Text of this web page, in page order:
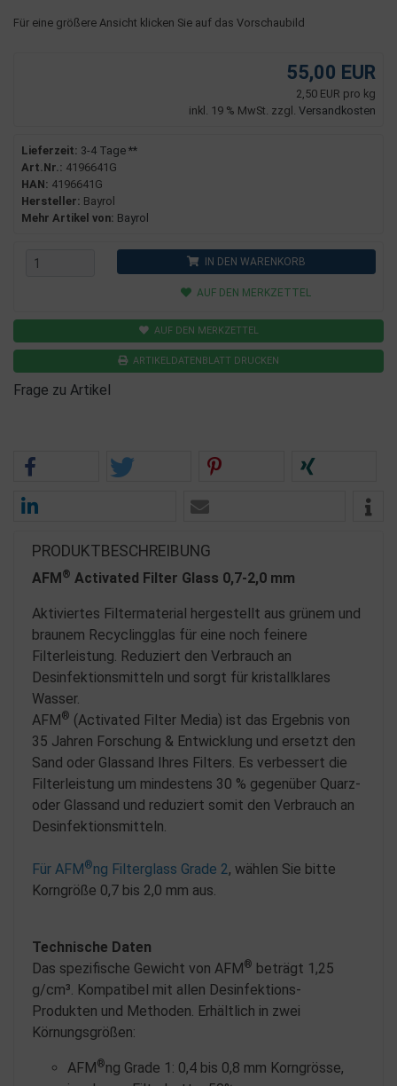
Für eine größere Ansicht klicken Sie auf das Vorschaubild
55,00 EUR
2,50 EUR pro kg
inkl. 19 % MwSt. zzgl. Versandkosten
Lieferzeit: 3-4 Tage **
Art.Nr.: 4196641G
HAN: 4196641G
Hersteller: Bayrol
Mehr Artikel von: Bayrol
IN DEN WARENKORB
AUF DEN MERKZETTEL
AUF DEN MERKZETTEL
ARTIKELDATENBLATT DRUCKEN
Frage zu Artikel
PRODUKTBESCHREIBUNG
AFM® Activated Filter Glass 0,7-2,0 mm
Aktiviertes Filtermaterial hergestellt aus grünem und
braunem Recyclingglas für eine noch feinere
Filterleistung. Reduziert den Verbrauch an
Desinfektionsmitteln und sorgt für kristallklares
Wasser.
AFM® (Activated Filter Media) ist das Ergebnis von
35 Jahren Forschung & Entwicklung und ersetzt den
Sand oder Glassand Ihres Filters. Es verbessert die
Filterleistung um mindestens 30 % gegenüber Quarz-
oder Glassand und reduziert somit den Verbrauch an
Desinfektionsmitteln.
Für AFM®ng Filterglass Grade 2, wählen Sie bitte
Korngröße 0,7 bis 2,0 mm aus.
Technische Daten
Das spezifische Gewicht von AFM® beträgt 1,25
g/cm³. Kompatibel mit allen Desinfektions-
Produkten und Methoden. Erhältlich in zwei
Körnungsgrößen:
AFM®ng Grade 1: 0,4 bis 0,8 mm Korngrösse,